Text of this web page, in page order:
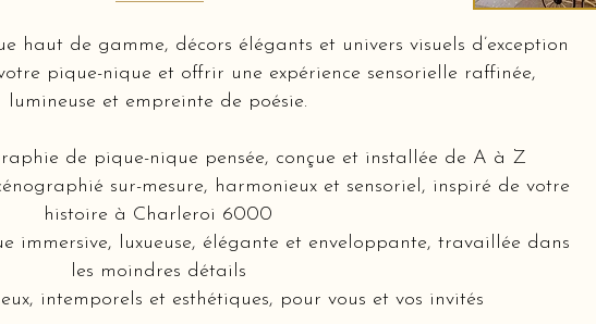
haut de gamme, décors élégants et univers visuels d’exception
pique-nique et offrir une expérience sensorielle raffinée,
lumineuse et empreinte de poésie.
de pique-nique pensée, conçue et installée de A à Z
sur-mesure, harmonieux et sensoriel, inspiré de votre
histoire à Charleroi 6000
immersive, luxueuse, élégante et enveloppante, travaillée dans
les moindres détails
intemporels et esthétiques, pour vous et vos invités